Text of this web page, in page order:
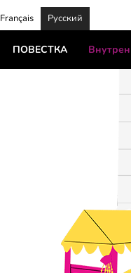
Français Русский
ПОВЕСТКА